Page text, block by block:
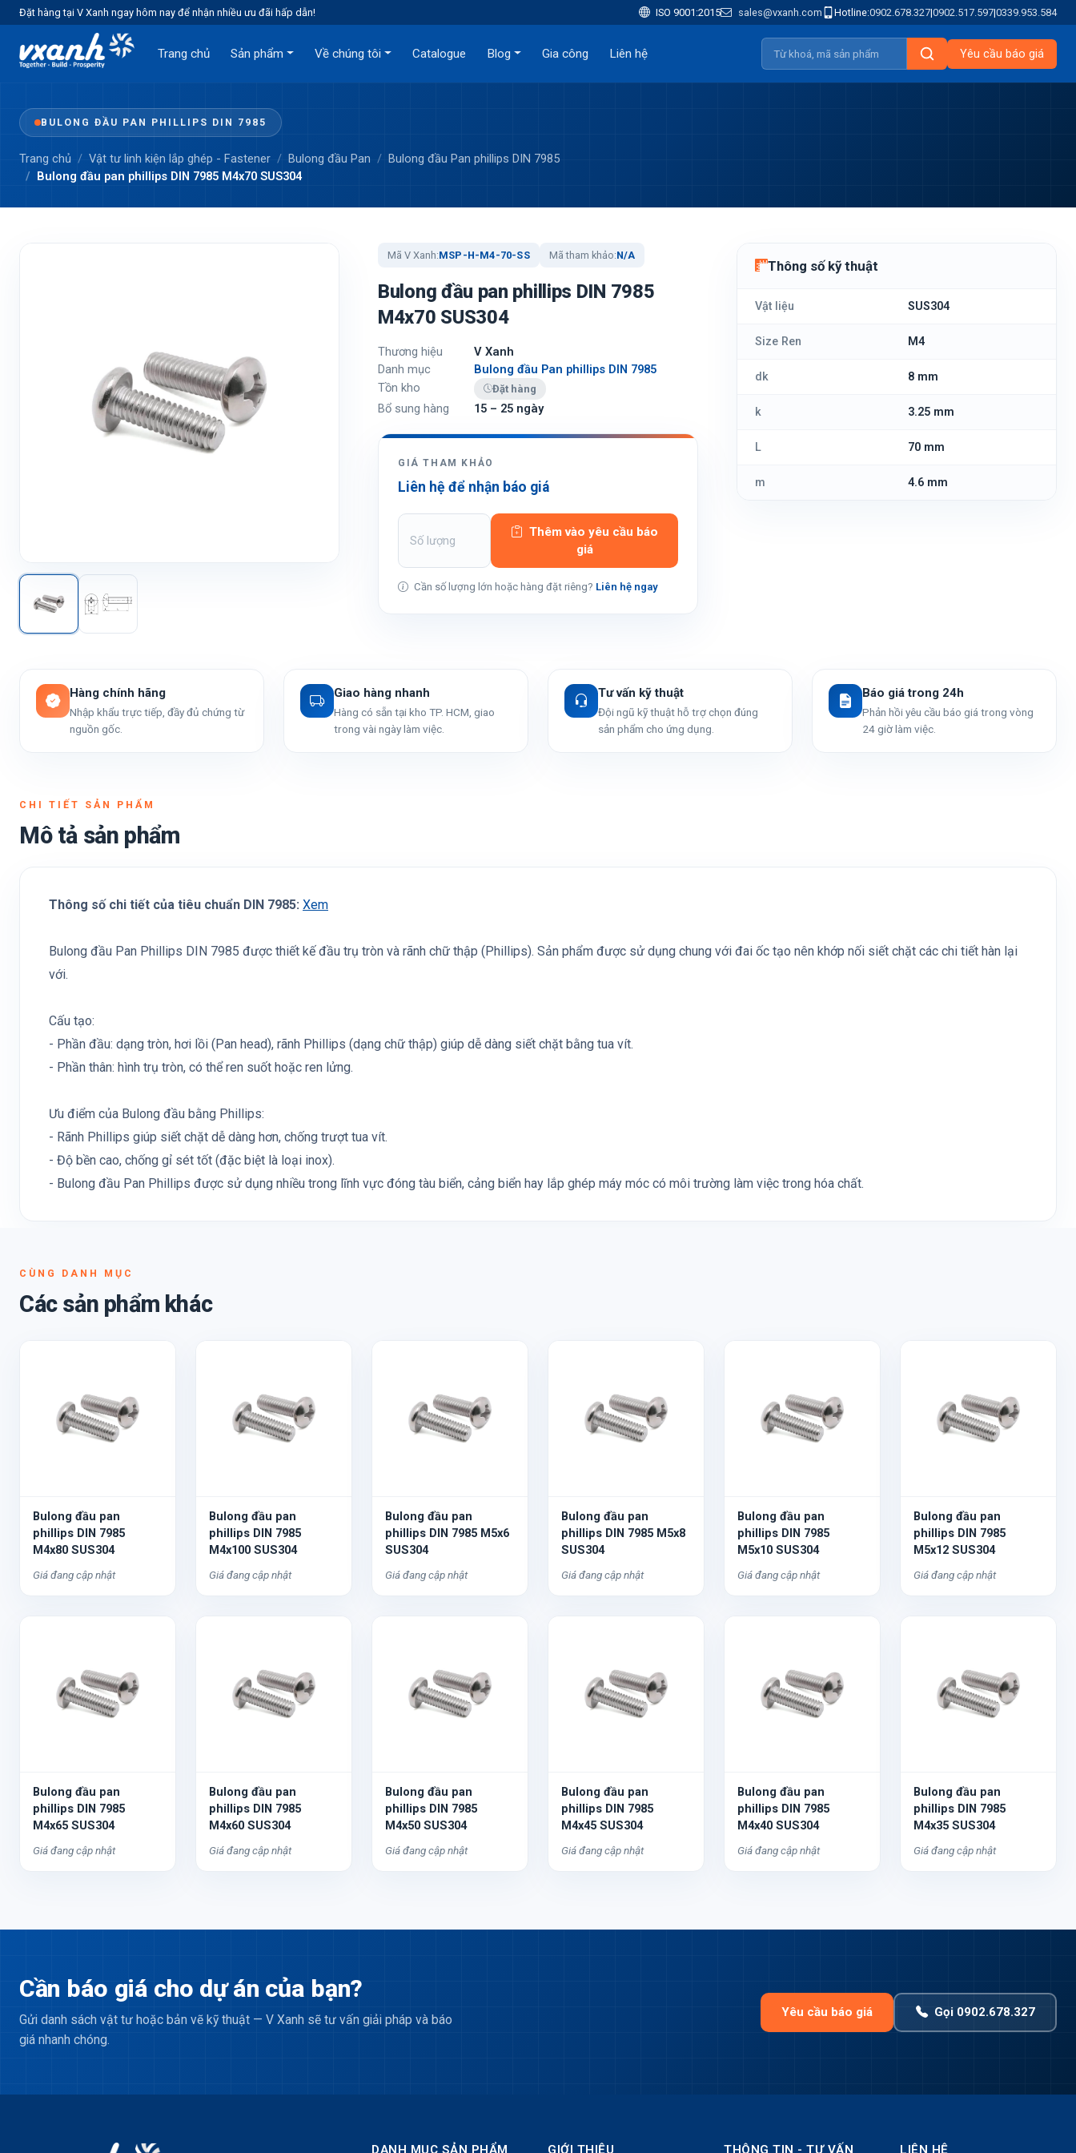
Đặt hàng tại V Xanh ngay hôm nay để nhận nhiều ưu đãi hấp dẫn! ISO 9001:2015 sales@vxanh.com Hotline:0902.678.327|0902.517.597|0339.953.584
Trang chủ Sản phẩm Về chúng tôi Catalogue Blog Gia công Liên hệ Yêu cầu báo giá
BULONG ĐẦU PAN PHILLIPS DIN 7985
Trang chủ Vật tư linh kiện lắp ghép - Fastener Bulong đầu Pan
Bulong đầu Pan phillips DIN 7985
Bulong đầu pan phillips DIN 7985 M4x70 SUS304
Mã V Xanh:MSP-H-M4-70-SS Mã tham khảo:N/A
Bulong đầu pan phillips DIN 7985
M4x70 SUS304
Thương hiệu
V Xanh
Danh mục
Bulong đầu Pan phillips DIN 7985
Tồn kho
Đặt hàng
Bổ sung hàng 15 – 25 ngày
GIÁ THAM KHẢO
Liên hệ để nhận báo giá
Thêm vào yêu cầu báo
giá
Cần số lượng lớn hoặc hàng đặt riêng? Liên hệ ngay
Thông số kỹ thuật
Vật liệu SUS304
Size Ren M4
dk 8 mm
k 3.25 mm
L 70 mm
m 4.6 mm
Hàng chính hãng
Nhập khẩu trực tiếp, đầy đủ chứng từ
nguồn gốc.
Giao hàng nhanh
Hàng có sẵn tại kho TP. HCM, giao
trong vài ngày làm việc.
Tư vấn kỹ thuật
Đội ngũ kỹ thuật hỗ trợ chọn đúng
sản phẩm cho ứng dụng.
Báo giá trong 24h
Phản hồi yêu cầu báo giá trong vòng
24 giờ làm việc.
CHI TIẾT SẢN PHẨM
Mô tả sản phẩm
Thông số chi tiết của tiêu chuẩn DIN 7985: Xem
Bulong đầu Pan Phillips DIN 7985 được thiết kế đầu trụ tròn và rãnh chữ thập (Phillips). Sản phẩm được sử dụng chung với đai ốc tạo nên khớp nối siết chặt các chi tiết hàn lại
với.
Cấu tạo:
- Phần đầu: dạng tròn, hơi lồi (Pan head), rãnh Phillips (dạng chữ thập) giúp dễ dàng siết chặt bằng tua vít.
- Phần thân: hình trụ tròn, có thể ren suốt hoặc ren lửng.
Ưu điểm của Bulong đầu bằng Phillips:
- Rãnh Phillips giúp siết chặt dễ dàng hơn, chống trượt tua vít.
- Độ bền cao, chống gỉ sét tốt (đặc biệt là loại inox).
- Bulong đầu Pan Phillips được sử dụng nhiều trong lĩnh vực đóng tàu biển, cảng biển hay lắp ghép máy móc có môi trường làm việc trong hóa chất.
CÙNG DANH MỤC
Các sản phẩm khác
Bulong đầu pan
phillips DIN 7985
M4x80 SUS304
Giá đang cập nhật
Bulong đầu pan
phillips DIN 7985
M4x100 SUS304
Giá đang cập nhật
Bulong đầu pan
phillips DIN 7985 M5x6
SUS304
Giá đang cập nhật
Bulong đầu pan
phillips DIN 7985 M5x8
SUS304
Giá đang cập nhật
Bulong đầu pan
phillips DIN 7985
M5x10 SUS304
Giá đang cập nhật
Bulong đầu pan
phillips DIN 7985
M5x12 SUS304
Giá đang cập nhật
Bulong đầu pan
phillips DIN 7985
M4x65 SUS304
Giá đang cập nhật
Bulong đầu pan
phillips DIN 7985
M4x60 SUS304
Giá đang cập nhật
Bulong đầu pan
phillips DIN 7985
M4x50 SUS304
Giá đang cập nhật
Bulong đầu pan
phillips DIN 7985
M4x45 SUS304
Giá đang cập nhật
Bulong đầu pan
phillips DIN 7985
M4x40 SUS304
Giá đang cập nhật
Bulong đầu pan
phillips DIN 7985
M4x35 SUS304
Giá đang cập nhật
Cần báo giá cho dự án của bạn?
Gửi danh sách vật tư hoặc bản vẽ kỹ thuật — V Xanh sẽ tư vấn giải pháp và báo
giá nhanh chóng.
Yêu cầu báo giá Gọi 0902.678.327
DANH MỤC SẢN PHẨM GIỚI THIỆU THÔNG TIN - TƯ VẤN LIÊN HỆ